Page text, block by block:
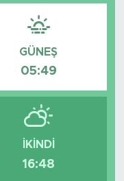
GÜNEŞ
05:49
İKINDI
16:48